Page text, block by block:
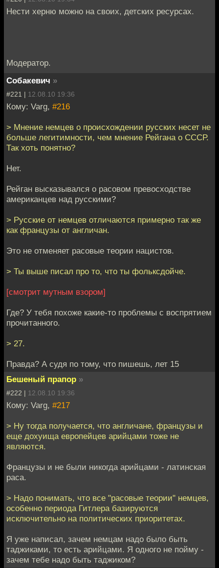
Нести херню можно на своих, детских ресурсах.
Модератор.
Собакевич »
#221 | 12.08.10 19:36
Кому: Varg, #216
> Мнение немцев о происхождении русских несет не
больше легитимности, чем мнение Рейгана о СССР.
Так хоть понятно?
Нет.
Рейган высказывался о расовом превосходстве
американцев над русскими?
> Русские от немцев отличаются примерно так же
как французы от англичан.
Это не отменяет расовые теории нацистов.
> Ты выше писал про то, что ты фольксдойче.
[смотрит мутным взором]
Где? У тебя похоже какие-то проблемы с воспрятием
прочитанного.
> 27.
Правда? А судя по тому, что пишешь, лет 15
Бешеный прапор »
#222 | 12.08.10 19:36
Кому: Varg, #217
> Ну тогда получается, что англичане, французы и
еще дохуища европейцев арийцами тоже не
являются.
Французы и не были никогда арийцами - латинская
раса.
> Надо понимать, что все "расовые теории" немцев,
особенно периода Гитлера базируются
исключительно на политических приоритетах.
Я уже написал, зачем немцам надо было быть
таджиками, то есть арийцами. Я одного не пойму -
зачем тебе надо быть таджиком?